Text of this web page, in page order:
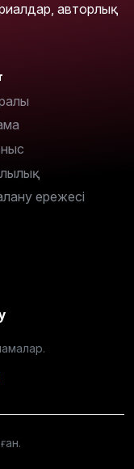
авторлық
ережесі